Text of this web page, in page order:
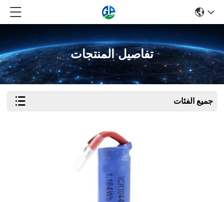
تفاصيل المنتجات
جميع الفئات